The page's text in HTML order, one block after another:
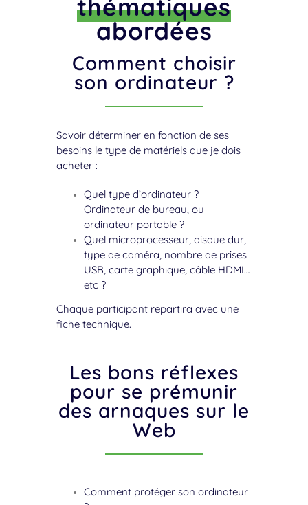
Nos autres
thématiques
abordées
Comment choisir
son ordinateur ?
Savoir déterminer en fonction de ses
besoins le type de matériels que je dois
acheter :
Quel type d’ordinateur ?
Ordinateur de bureau, ou
ordinateur portable ?
Quel microprocesseur, disque dur,
type de caméra, nombre de prises
USB, carte graphique, câble HDMI…
etc ?
Chaque participant repartira avec une
Les bons réflexes
pour se prémunir
des arnaques sur le
Web